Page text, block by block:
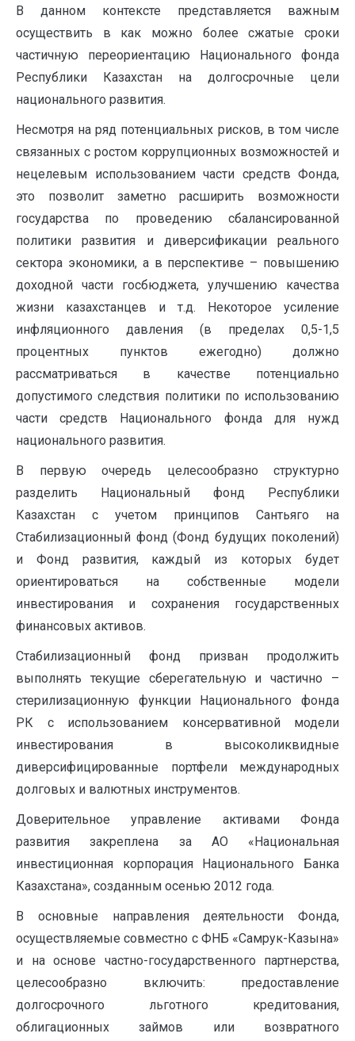
В данном контексте представляется важным
осуществить в как можно более сжатые сроки
частичную переориентацию Национального фонда
Республики Казахстан на долгосрочные цели
национального развития.
Несмотря на ряд потенциальных рисков, в том числе
связанных с ростом коррупционных возможностей и
нецелевым использованием части средств Фонда,
это позволит заметно расширить возможности
государства по проведению сбалансированной
политики развития и диверсификации реального
сектора экономики, а в перспективе – повышению
доходной части госбюджета, улучшению качества
жизни казахстанцев и т.д. Некоторое усиление
инфляционного давления (в пределах 0,5-1,5
процентных пунктов ежегодно) должно
рассматриваться в качестве потенциально
допустимого следствия политики по использованию
части средств Национального фонда для нужд
национального развития.
В первую очередь целесообразно структурно
разделить Национальный фонд Республики
Казахстан с учетом принципов Сантьяго на
Стабилизационный фонд (Фонд будущих поколений)
и Фонд развития, каждый из которых будет
ориентироваться на собственные модели
инвестирования и сохранения государственных
финансовых активов.
Стабилизационный фонд призван продолжить
выполнять текущие сберегательную и частично –
стерилизационную функции Национального фонда
РК с использованием консервативной модели
инвестирования в высоколиквидные
диверсифицированные портфели международных
долговых и валютных инструментов.
Доверительное управление активами Фонда
развития закреплена за АО «Национальная
инвестиционная корпорация Национального Банка
Казахстана», созданным осенью 2012 года.
В основные направления деятельности Фонда,
осуществляемые совместно с ФНБ «Самрук-Казына»
и на основе частно-государственного партнерства,
целесообразно включить: предоставление
долгосрочного льготного кредитования,
облигационных займов или возвратного